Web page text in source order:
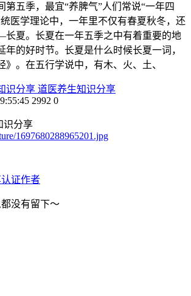
五季，最宜“养脾气”人们常说“一年四
医学理论中，一年里不仅有春夏秋冬，还
夏。长夏在一年五季之中有着重要的地
年的好时节。长夏是什么时候长夏一词，
》。在五行学说中，有木、火、土、
道医养生知识分享
2992 0
认证作者
没有留下～